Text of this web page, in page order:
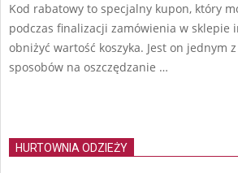
Kod rabatowy to specjalny kupon, który
podczas finalizacji zamówienia w sklepie
obniżyć wartość koszyka. Jest on jednym
sposobów na oszczędzanie …
HURTOWNIA ODZIEŻY